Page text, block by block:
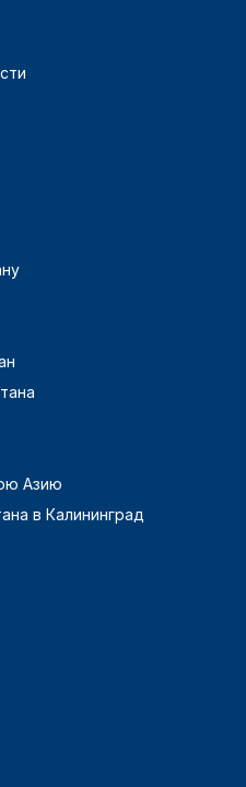
Азию
в Калининград